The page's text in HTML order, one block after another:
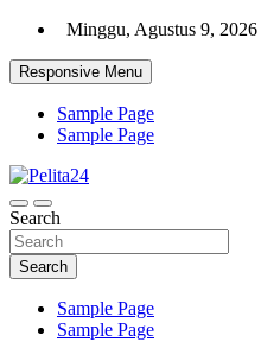
Skip
content
Minggu, Agustus 9, 2026
Responsive Menu
Sample Page
Sample Page
Pelita24
Aktual, Mendalam dan Terpercaya
Search
Search
Sample Page
Sample Page